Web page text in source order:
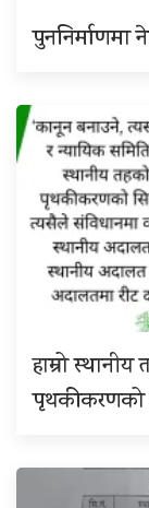
पुननिर्माणमा
हाम्रो
पृथकीकरणको